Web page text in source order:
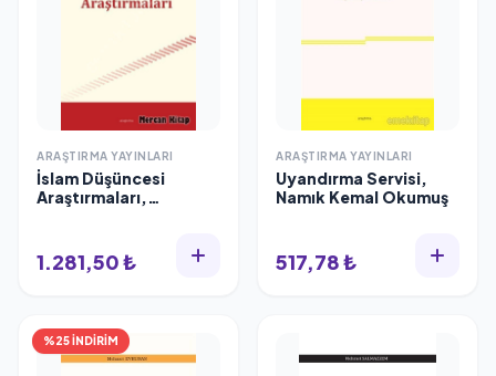
ARAŞTIRMA YAYINLARI
İslam Düşüncesi
Araştırmaları,
1.281,50 ₺
ARAŞTIRMA YAYINLARI
Uyandırma Servisi,
Namık Kemal Okumuş
517,78 ₺
%25 İNDİRİM